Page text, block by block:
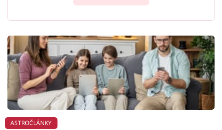
ASTROČLÁNKY